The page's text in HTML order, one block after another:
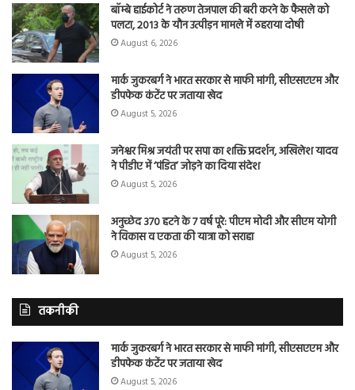
बॉम्बे हाईकोर्ट ने तरुण तेजपाल की बरी करने के फैसले को
पलटा, 2013 के यौन उत्पीड़न मामले में ठहराया दोषी
August 6, 2026
मार्क जुकरबर्ग ने भारत सरकार से माफी मांगी, सीएसएएम और
डीपफेक कंटेंट पर जताया खेद
August 5, 2026
जनेश्वर मिश्र जयंती पर सपा का शक्ति प्रदर्शन, अखिलेश यादव
ने पीडीए में ‘पंडित’ जोड़ने का दिया संदेश
August 5, 2026
अनुच्छेद 370 हटने के 7 वर्ष पूरे: पीएम मोदी और सीएम योगी
ने विकास व एकता की यात्रा को सराहा
August 5, 2026
तकनीकी
मार्क जुकरबर्ग ने भारत सरकार से माफी मांगी, सीएसएएम और
डीपफेक कंटेंट पर जताया खेद
August 5, 2026